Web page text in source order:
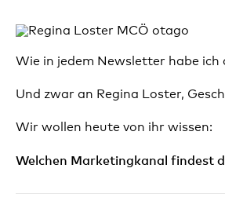
Wie in jedem Newsletter habe
Und zwar an Regina Loster,
Wir wollen heute von ihr wissen:
Welchen Marketingkanal findest